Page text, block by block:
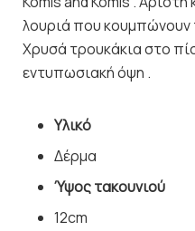
λουριά που
Χρυσά τρουκάκια στο
εντυπωσιακή όψη .
Υλικό
Δέρμα
Ύψος τακουνιού
12cm